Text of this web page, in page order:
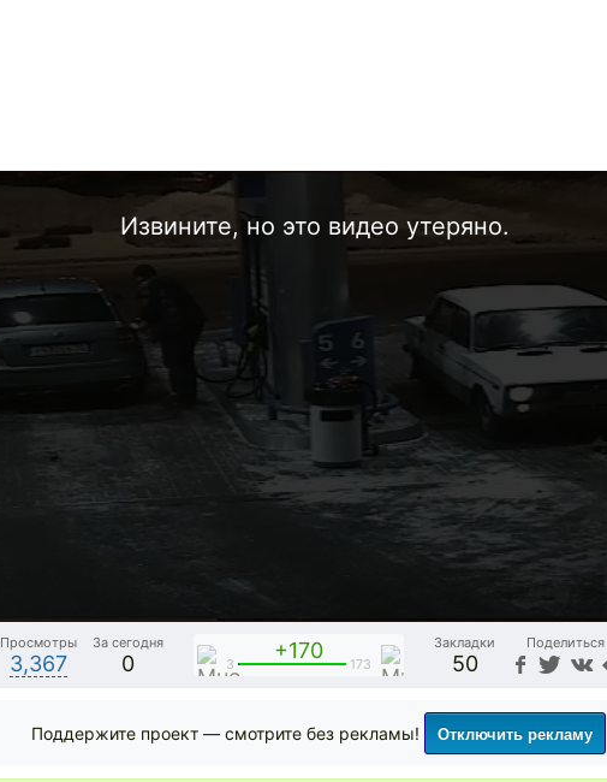
Извините, но это видео утеряно.
Просмотры
3,367
За сегодня
0
+170
3 173
Закладки
50
Поделиться
Поддержите проект — смотрите без рекламы! Отключить рекламу